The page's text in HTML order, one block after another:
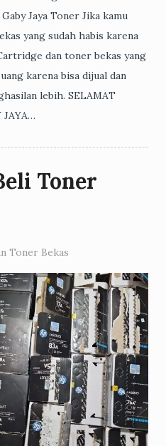
Jaya Toner Jika kamu
yang sudah habis karena
dan toner bekas yang
karena bisa dijual dan
lebih. SELAMAT
JAYA…
Toner
Toner Bekas